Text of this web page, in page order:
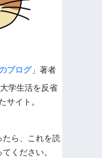
ブログ」著者
学生活を反省
サイト。
ら、これを読
ください。